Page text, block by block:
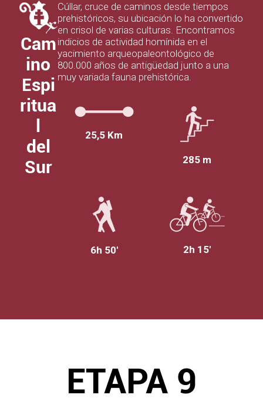
Cam
ino
Espi
ritua
del
Sur
Cúllar, cruce de caminos desde tiempos
prehistóricos, su ubicación lo ha convertido
en crisol de varias culturas. Encontramos
indicios de actividad homínida en el
yacimiento arqueopaleontológico de
800.000 años de antigüedad junto a una
muy variada fauna prehistórica.
25,5 Km
285 m
6h 50' 2h 15'
ETAPA 9